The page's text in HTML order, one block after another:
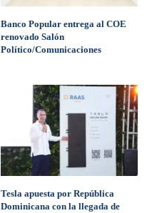
Banco Popular entrega al COE
renovado Salón
Político/Comunicaciones
Tesla apuesta por República
Dominicana con la llegada de